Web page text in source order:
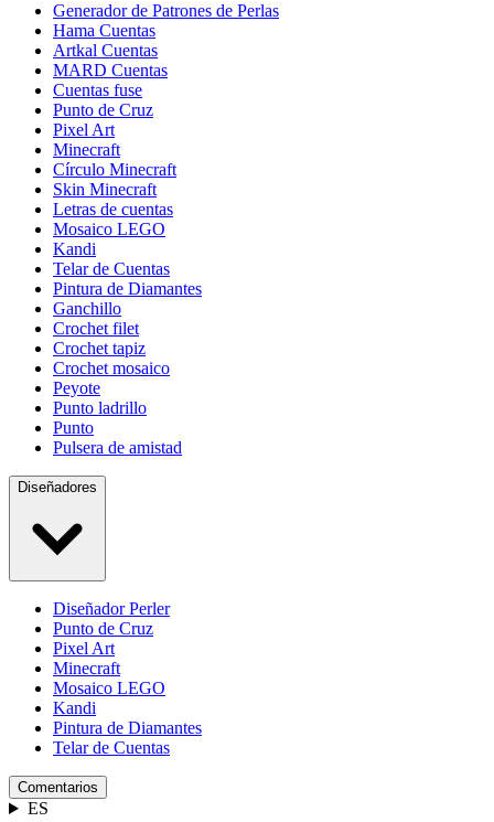
Generador de Patrones de Perlas
Hama Cuentas
Artkal Cuentas
MARD Cuentas
Cuentas fuse
Punto de Cruz
Pixel Art
Minecraft
Círculo Minecraft
Skin Minecraft
Letras de cuentas
Mosaico LEGO
Kandi
Telar de Cuentas
Pintura de Diamantes
Ganchillo
Crochet filet
Crochet tapiz
Crochet mosaico
Peyote
Punto ladrillo
Punto
Pulsera de amistad
Diseñadores
Diseñador Perler
Punto de Cruz
Pixel Art
Minecraft
Mosaico LEGO
Kandi
Pintura de Diamantes
Telar de Cuentas
Comentarios
ES